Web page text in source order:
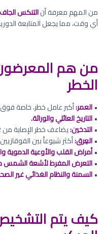
من المهم معرفة أنالتنكس
أي وقت، مما يجعل المتابعة
من هم
الخطر
•العمر:أكبر عامل خطر، خاصة فوق 60 سنة.
•التاريخ العائلي والوراثة.
•التدخين:يضاعف خطر الإصابة من 2 إلى 5 مرات.
•العِرق:أكثر شيوعاً بين
•أمراض القلب والأوعية الدموية
•التعرض المفرط لأشعة الشمس
•السمنة والنظام الغذائي غير
كيف يتم